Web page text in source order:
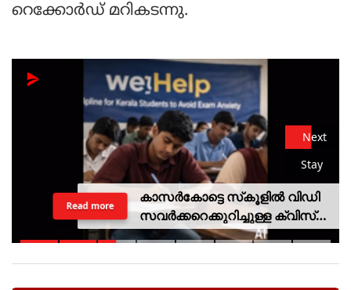
റെക്കോര്‍ഡ് മറികടന്നു.
Next
Stay
കാസര്‍കോട്ടെ സ്‌കൂളില്‍ വിഡി
സവര്‍ക്കറെക്കുറിച്ചുള്ള ക്വിസ്
മത്സരം; അന്വേഷണത്തിന്
Read more